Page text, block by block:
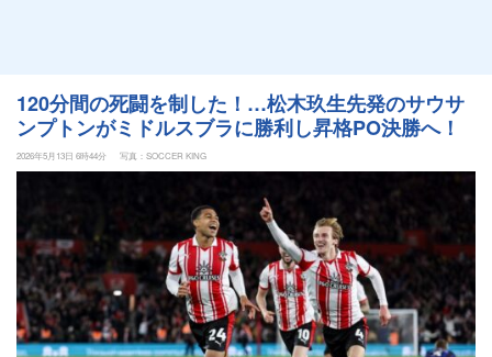
120分間の死闘を制した！…松木玖生先発のサウサ
ンプトンがミドルスブラに勝利し昇格PO決勝へ！
2026年5月13日 6時44分 写真：SOCCER KING